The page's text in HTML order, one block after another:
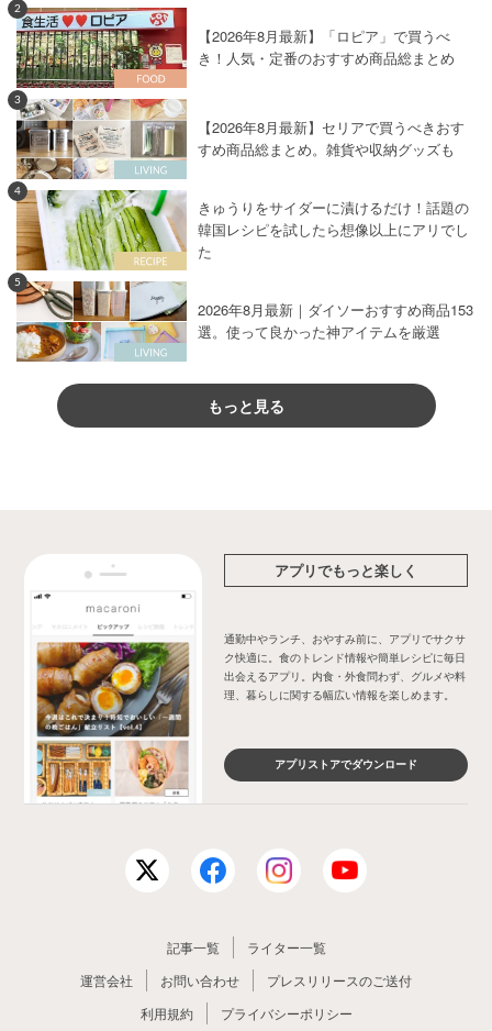
2
【2026年8月最新】「ロピア」で買うべ
き！人気・定番のおすすめ商品総まとめ
3
【2026年8月最新】セリアで買うべきおす
すめ商品総まとめ。雑貨や収納グッズも
4
きゅうりをサイダーに漬けるだけ！話題の
韓国レシピを試したら想像以上にアリでし
た
5
2026年8月最新｜ダイソーおすすめ商品153
選。使って良かった神アイテムを厳選
もっと見る
アプリでもっと楽しく
通勤中やランチ、おやすみ前に、アプリでサクサ
ク快適に。食のトレンド情報や簡単レシピに毎日
出会えるアプリ。内食・外食問わず、グルメや料
理、暮らしに関する幅広い情報を楽しめます。
アプリストアでダウンロード
記事一覧
ライター一覧
運営会社
お問い合わせ
プレスリリースのご送付
利用規約
プライバシーポリシー